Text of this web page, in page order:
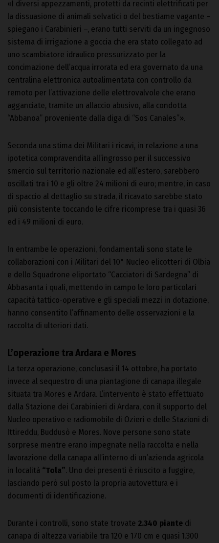
«I diversi appezzamenti, protetti da recinti elettrificati per
la dissuasione di animali selvatici o del bestiame vagante –
spiegano i Carabinieri –, erano tutti serviti da un ingegnoso
sistema di irrigazione a goccia che era stato collegato ad
uno scambiatore idraulico pressurizzato per la
concimazione dell’acqua irrorata ed era governato da una
centralina elettronica autoalimentata con controllo da
remoto per l’attivazione delle elettrovalvole che erano
agganciate, tramite un allaccio abusivo, alla condotta
“Abbanoa” proveniente dalla diga di “Sos Canales”».
Seconda una stima dei Militari i ricavi, in relazione a una
ipotetica compravendita all’ingrosso per il successivo
smercio sul territorio nazionale ed all’estero, sarebbero
oscillati tra i 10 e gli oltre 24 milioni di euro; mentre, in caso
di spaccio al dettaglio su strada, il ricavato sarebbe stato
più consistente toccando le cifre ricomprese tra i quasi 36
ed i 49 milioni di euro.
In entrambe le operazioni, fondamentali sono state le
collaborazioni con i Militari del 10° Nucleo elicotteri di Olbia
e dello Squadrone eliportato “Cacciatori di Sardegna” di
Abbasanta i quali, mettendo in campo le loro particolari
capacità tattico-operative e gli speciali mezzi in dotazione,
hanno consentito l’affinamento delle osservazioni e la
raccolta di ulteriori dati.
L’operazione tra Ardara e Mores
La terza operazione, conclusasi il 14 ottobre, ha portato
invece al sequestro di una piantagione di canapa illegale
situata tra Mores e Ardara. L’intervento è stato effettuato
dalla Stazione dei Carabinieri di Ardara, con il supporto del
Nucleo operativo e radiomobile di Ozieri e delle Stazioni di
Ittireddu, Buddusò e Mores. Nove persone sono state
sorprese mentre erano impegnate nella raccolta e nella
lavorazione della canapa all’interno di un’azienda agricola
in località “Tola”. Uno dei presenti è riuscito a fuggire,
lasciando però sul posto la propria autovettura e i
documenti di identificazione.
Durante i controlli, sono state trovate 2.340 piante di
canapa di altezza variabile tra 120 e 170 cm e quasi 1.300